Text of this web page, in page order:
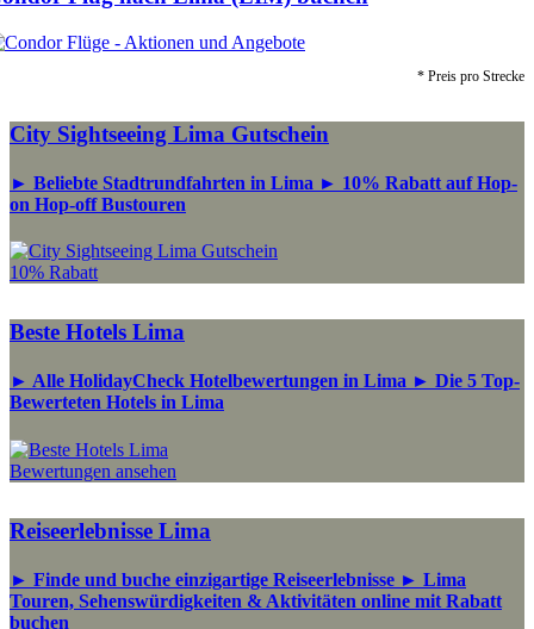
* Preis pro Strecke
City Sightseeing Lima Gutschein
► Beliebte Stadtrundfahrten in Lima ► 10% Rabatt auf Hop-
on Hop-off Bustouren
10% Rabatt
Beste Hotels Lima
► Alle HolidayCheck Hotelbewertungen in Lima ► Die 5 Top-
Bewerteten Hotels in Lima
Bewertungen ansehen
Reiseerlebnisse Lima
► Finde und buche einzigartige Reiseerlebnisse ► Lima
Touren, Sehenswürdigkeiten & Aktivitäten online mit Rabatt
buchen